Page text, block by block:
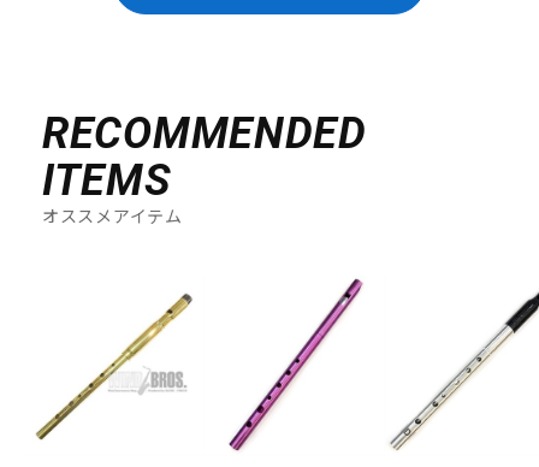
RECOMMENDED
ITEMS
オススメアイテム